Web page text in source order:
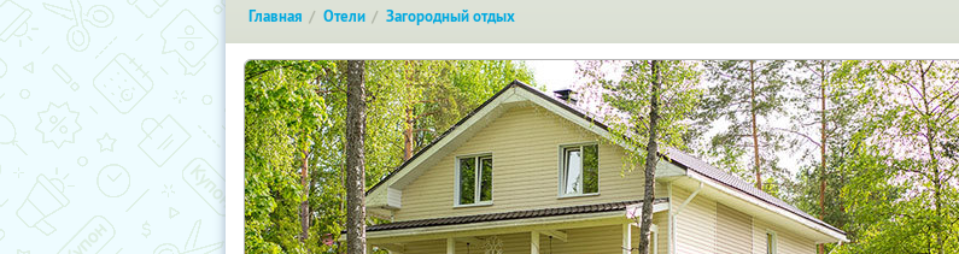
Главная Отели Загородный отдых